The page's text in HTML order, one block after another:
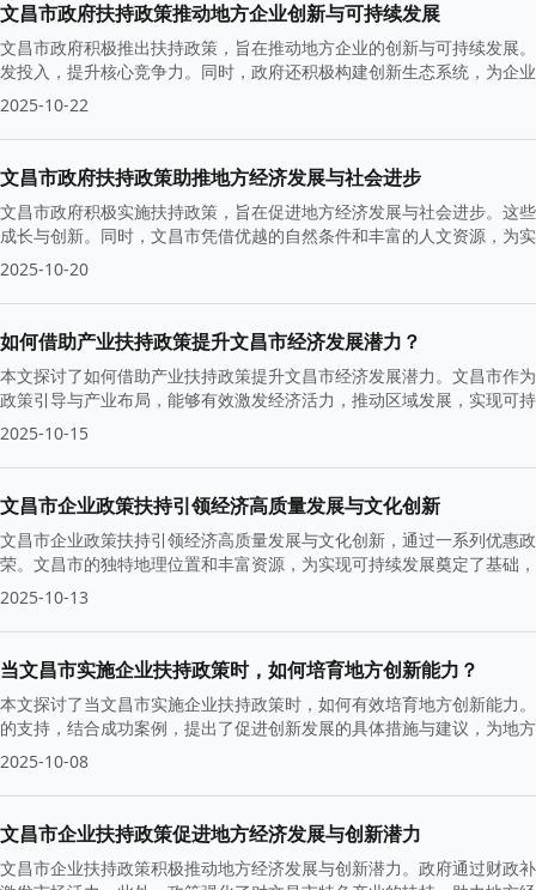
文昌市政府扶持政策推动地方企业创新与可持续发展
文昌市政府积极推出扶持政策，旨在推动地方企业的创新与可持续发展
发投入，提升核心竞争力。同时，政府还积极构建创新生态系统，为企
2025-10-22
文昌市政府扶持政策助推地方经济发展与社会进步
文昌市政府积极实施扶持政策，旨在促进地方经济发展与社会进步。这
成长与创新。同时，文昌市凭借优越的自然条件和丰富的人文资源，为
2025-10-20
如何借助产业扶持政策提升文昌市经济发展潜力？
本文探讨了如何借助产业扶持政策提升文昌市经济发展潜力。文昌市作
政策引导与产业布局，能够有效激发经济活力，推动区域发展，实现可
2025-10-15
文昌市企业政策扶持引领经济高质量发展与文化创新
文昌市企业政策扶持引领经济高质量发展与文化创新，通过一系列优惠
荣。文昌市的独特地理位置和丰富资源，为实现可持续发展奠定了基础
2025-10-13
当文昌市实施企业扶持政策时，如何培育地方创新能力？
本文探讨了当文昌市实施企业扶持政策时，如何有效培育地方创新能力
的支持，结合成功案例，提出了促进创新发展的具体措施与建议，为地
2025-10-08
文昌市企业扶持政策促进地方经济发展与创新潜力
文昌市企业扶持政策积极推动地方经济发展与创新潜力。政府通过财政